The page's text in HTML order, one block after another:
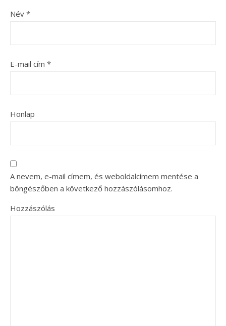
Név *
E-mail cím *
Honlap
A nevem, e-mail címem, és weboldalcímem mentése a
böngészőben a következő hozzászólásomhoz.
Hozzászólás